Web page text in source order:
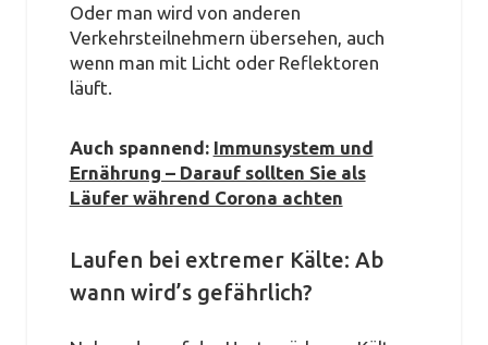
Oder man wird von anderen
Verkehrsteilnehmern übersehen, auch
wenn man mit Licht oder Reflektoren
läuft.
Auch spannend: Immunsystem und
Ernährung – Darauf sollten Sie als
Läufer während Corona achten
Laufen bei extremer Kälte: Ab
wann wird’s gefährlich?